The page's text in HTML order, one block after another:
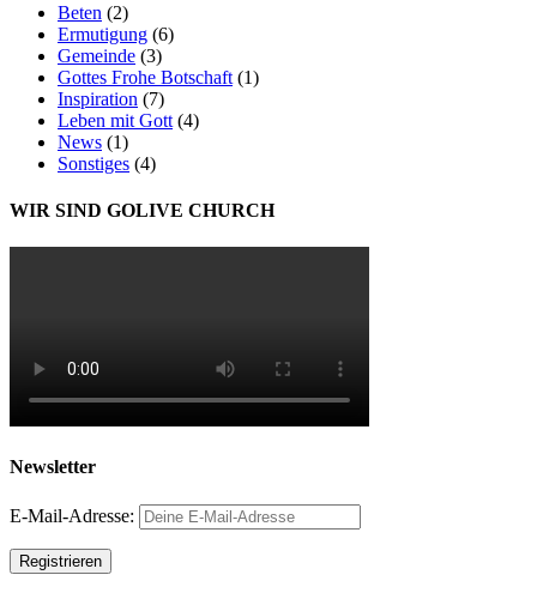
Beten (2)
Ermutigung (6)
Gemeinde (3)
Gottes Frohe Botschaft (1)
Inspiration (7)
Leben mit Gott (4)
News (1)
Sonstiges (4)
WIR SIND GOLIVE CHURCH
Newsletter
E-Mail-Adresse: